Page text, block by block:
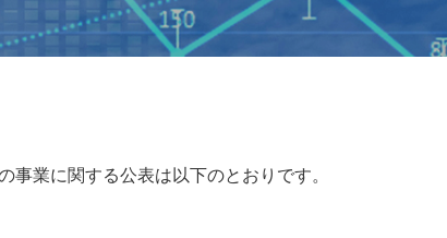
事業に関する公表は以下のとおりです。